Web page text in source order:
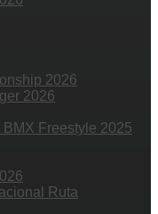
2026
2026
Freestyle 2025
Ruta